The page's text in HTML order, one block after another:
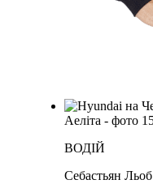
ВОДІЙ
Себастьян Льоб